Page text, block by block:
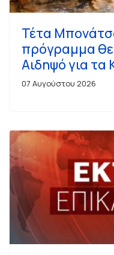
Τέτα
πρόγραμμα
Αιδηψό για
07 Αυγούστου 2026